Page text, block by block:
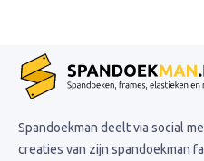
Spandoekman deelt via social
creaties van zijn spandoekman